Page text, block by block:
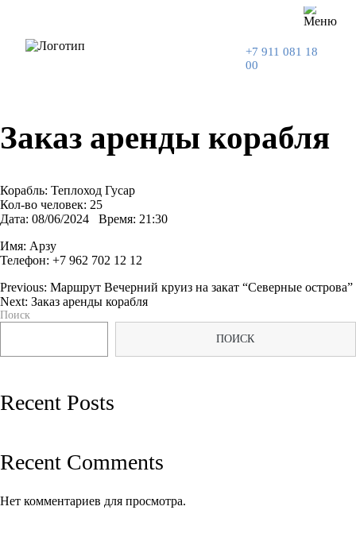
+7 911 081 18
00
Заказ аренды корабля
Корабль: Теплоход Гусар
Кол-во человек: 25
Дата: 08/06/2024 Время: 21:30
Имя: Арзу
Телефон: +7 962 702 12 12
Навигация
записям
Previous: Маршрут Вечерний круиз на закат “Северные острова”
Next: Заказ аренды корабля
Поиск
ПОИСК
Recent Posts
Recent Comments
Нет комментариев для просмотра.